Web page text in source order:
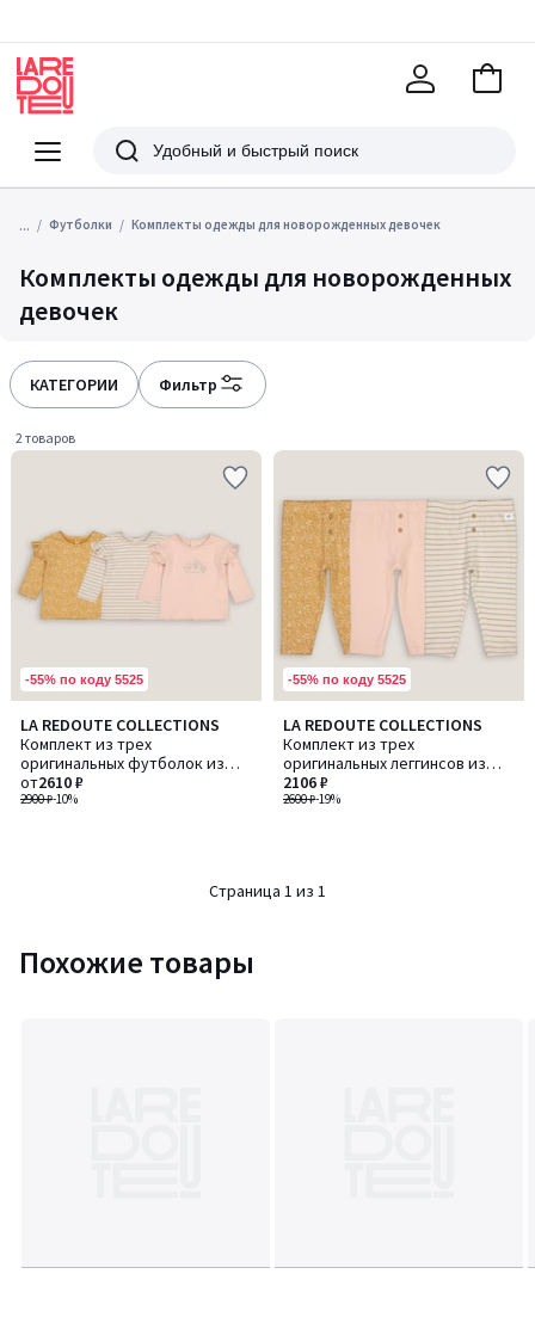
Меню
Redoute
Поиск
В
... Футболки Комплекты одежды для новорожденных девочек
Комплекты одежды для новорожденных
девочек
КАТЕГОРИИ Фильтр
2 товаров
-55% по коду 5525
LA REDOUTE COLLECTIONS
Комплект из трех
оригинальных футболок из
хлопка
2900 ₽-10%
от2610 ₽
-55% по коду 5525
LA REDOUTE COLLECTIONS
Комплект из трех
оригинальных леггинсов из
хлопка
2600 ₽-19%
2106 ₽
Страница 1 из 1
Похожие товары